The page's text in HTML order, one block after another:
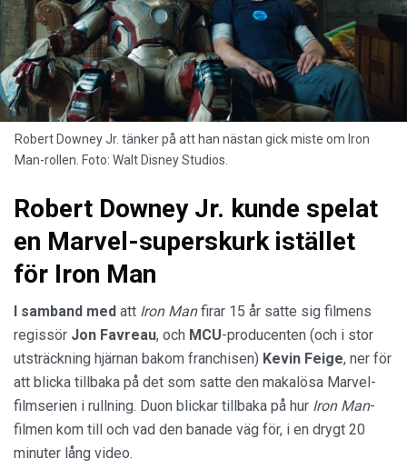
Robert Downey Jr. tänker på att han nästan gick miste om Iron
Man-rollen. Foto: Walt Disney Studios.
Robert Downey Jr. kunde spelat
en Marvel-superskurk istället
för Iron Man
I samband med att Iron Manfirar 15 år satte sig filmens
regissör Jon Favreau, och MCU-producenten (och i stor
utsträckning hjärnan bakom franchisen) Kevin Feige, ner för
att blicka tillbaka på det som satte den makalösa Marvel-
filmserien i rullning. Duon blickar tillbaka på hur Iron Man-
filmen kom till och vad den banade väg för, i en drygt 20
minuter lång video.